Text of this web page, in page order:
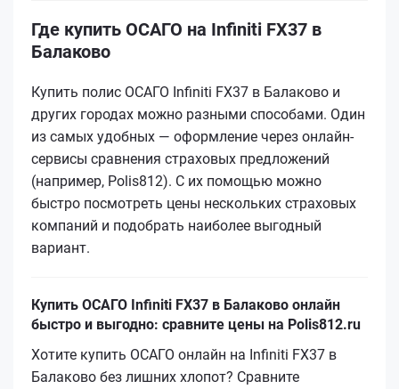
Где купить ОСАГО на Infiniti FX37 в
Балаково
Купить полис ОСАГО Infiniti FX37 в Балаково и
других городах можно разными способами. Один
из самых удобных — оформление через онлайн-
сервисы сравнения страховых предложений
(например, Polis812). С их помощью можно
быстро посмотреть цены нескольких страховых
компаний и подобрать наиболее выгодный
вариант.
Купить ОСАГО Infiniti FX37 в Балаково онлайн
быстро и выгодно: сравните цены на Polis812.ru
Хотите купить ОСАГО онлайн на Infiniti FX37 в
Балаково без лишних хлопот? Сравните